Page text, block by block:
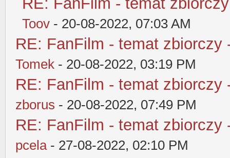
Toov - 20-08-2022, 07:03 AM
RE: FanFilm - temat zbiorczy
Tomek - 20-08-2022, 03:19 PM
RE: FanFilm - temat zbiorczy
zborus - 20-08-2022, 07:49 PM
RE: FanFilm - temat zbiorczy
pcela- 27-08-2022, 02:10 PM